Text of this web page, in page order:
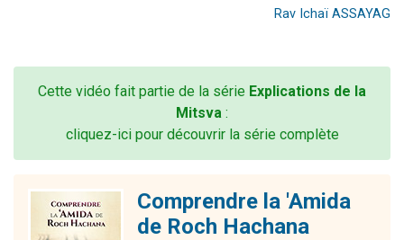
Rav Ichaï ASSAYAG
Cette vidéo fait partie de la série Explications de la
Mitsva :
cliquez-ici pour découvrir la série complète
Comprendre la 'Amida
de Roch Hachana